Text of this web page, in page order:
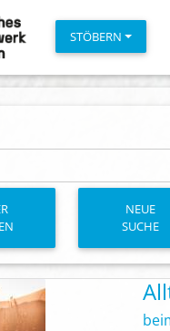
STÖBERN
NEUE
SUCHE